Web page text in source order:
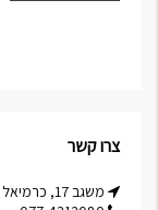
צרו קשר
משגב 17, כרמיאל